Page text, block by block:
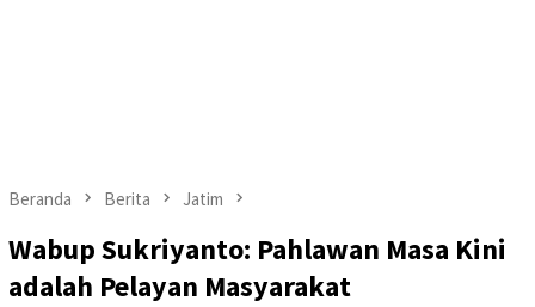
Beranda Berita Jatim
Wabup Sukriyanto: Pahlawan Masa Kini
adalah Pelayan Masyarakat